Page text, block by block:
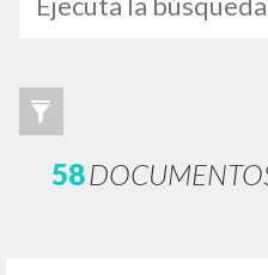
58